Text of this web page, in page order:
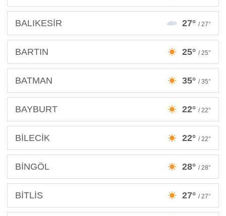
BALIKESİR 27° / 27°
BARTIN 25° / 25°
BATMAN 35° / 35°
BAYBURT 22° / 22°
BİLECİK 22° / 22°
BİNGÖL 28° / 28°
BİTLİS 27° / 27°